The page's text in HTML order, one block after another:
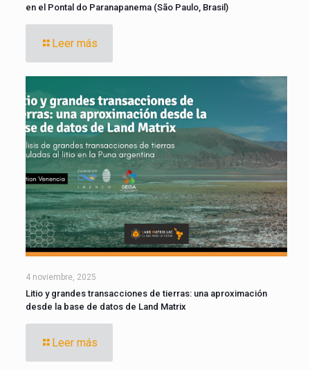
en el Pontal do Paranapanema (São Paulo, Brasil)
Leer más
4 noviembre, 2025
Litio y grandes transacciones de tierras: una aproximación
desde la base de datos de Land Matrix
Leer más